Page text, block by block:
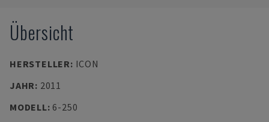
Übersicht
HERSTELLER: ICON
JAHR: 2011
MODELL: 6-250